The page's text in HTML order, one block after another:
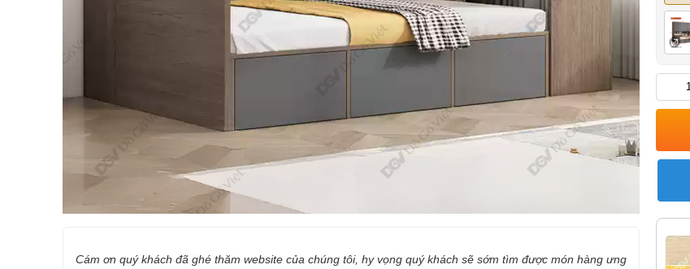
Cám ơn quý khách đã ghé thăm website của chúng tôi, hy vọng quý khách sẽ sớm tìm được món hàng ưng